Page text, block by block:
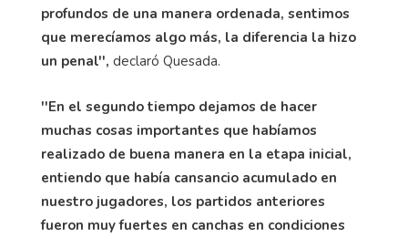
profundos de una manera ordenada, sentimos
que merecíamos algo más, la diferencia la hizo
un penal'', declaró Quesada.
''En el segundo tiempo dejamos de hacer
muchas cosas importantes que habíamos
realizado de buena manera en la etapa inicial,
entiendo que había cansancio acumulado en
nuestro jugadores, los partidos anteriores
fueron muy fuertes en canchas en condiciones